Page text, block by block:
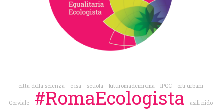
città della scienza casa scuola futuromadeinroma IPCC orti urbani
Corviale #RomaEcologista
asili nido